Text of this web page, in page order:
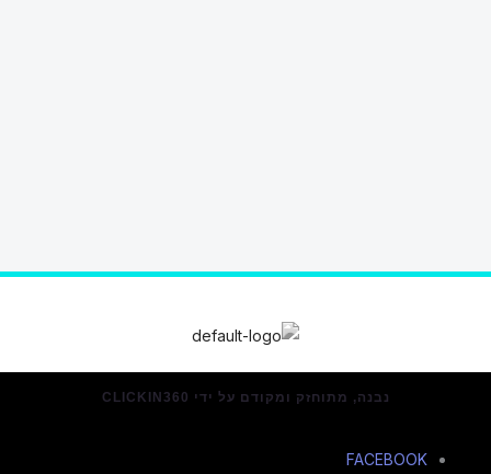
נבנה, מתוחזק ומקודם על ידי CLICKIN360
FACEBOOK